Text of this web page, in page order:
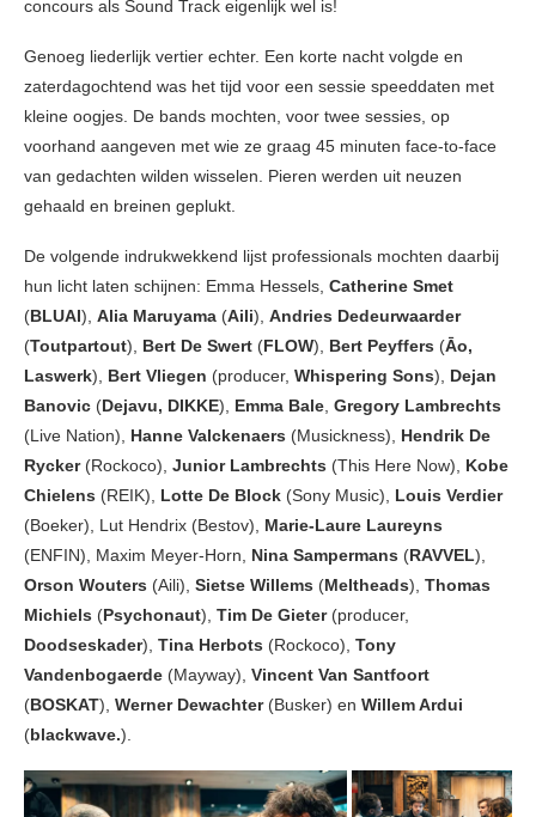
concours als Sound Track eigenlijk wel is!
Genoeg liederlijk vertier echter. Een korte nacht volgde en
zaterdagochtend was het tijd voor een sessie speeddaten met
kleine oogjes. De bands mochten, voor twee sessies, op
voorhand aangeven met wie ze graag 45 minuten face-to-face
van gedachten wilden wisselen. Pieren werden uit neuzen
gehaald en breinen geplukt.
De volgende indrukwekkend lijst professionals mochten daarbij
hun licht laten schijnen: Emma Hessels, Catherine Smet
(BLUAI), Alia Maruyama (Aili), Andries Dedeurwaarder
(Toutpartout), Bert De Swert (FLOW), Bert Peyffers (Āo,
Laswerk), Bert Vliegen (producer, Whispering Sons), Dejan
Banovic (Dejavu, DIKKE), Emma Bale Gregory Lambrechts
(Live Nation), Hanne Valckenaers (Musickness), Hendrik De
Rycker(Rockoco), Junior Lambrechts (This Here Now), Kobe
Chielens (REIK), Lotte De Block (Sony Music), Louis Verdier
(Boeker), Lut Hendrix (Bestov), Marie-Laure Laureyns
(ENFIN), Maxim Meyer-Horn, Nina Sampermans (RAVVEL),
Orson Wouters (Aili), Sietse Willems (Meltheads), Thomas
Michiels (Psychonaut), Tim De Gieter(producer,
Doodseskader), Tina Herbots (Rockoco), Tony
Vandenbogaerde (Mayway), Vincent Van Santfoort
(BOSKAT), Werner Dewachter(Busker) en Willem Ardui
(blackwave.).